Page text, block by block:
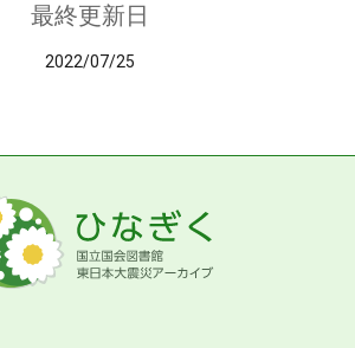
最終更新日
2022/07/25